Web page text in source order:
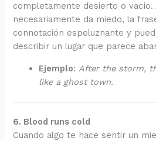
completamente desierto o vacío.
necesariamente da miedo, la
connotación espeluznante y
describir un lugar que parece
Ejemplo:After the storm,
like a ghost town.
6. Blood runs cold
Cuando algo te hace sentir un